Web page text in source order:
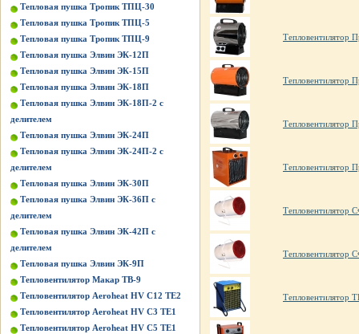
Тепловая пушка Тропик ТПЦ-30
Тепловая пушка Тропик ТПЦ-5
Тепловая пушка Тропик ТПЦ-9
Тепловая пушка Элвин ЭК-12П
Тепловая пушка Элвин ЭК-15П
Тепловая пушка Элвин ЭК-18П
Тепловая пушка Элвин ЭК-18П-2 с
делителем
Тепловая пушка Элвин ЭК-24П
Тепловая пушка Элвин ЭК-24П-2 с
делителем
Тепловая пушка Элвин ЭК-30П
Тепловая пушка Элвин ЭК-36П с
делителем
Тепловая пушка Элвин ЭК-42П с
делителем
Тепловая пушка Элвин ЭК-9П
Тепловентилятор Макар ТВ-9
Тепловентилятор Aeroheat HV C12 TE2
Тепловентилятор Aeroheat HV C3 TE1
Тепловентилятор Aeroheat HV C5 TE1
Тепловентилятор
Тепловентилятор
Тепловентилятор
Тепловентилятор
Тепловентилятор
Тепловентилятор
Тепловентилятор